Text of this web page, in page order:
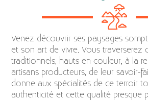
Venez découvrir ses paysages
et son art de vivre. Vous traverserez
traditionnels, hauts en couleur, à la
artisans producteurs, de leur savoir-
donne aux spécialités de ce terroir
authenticité et cette qualité presque